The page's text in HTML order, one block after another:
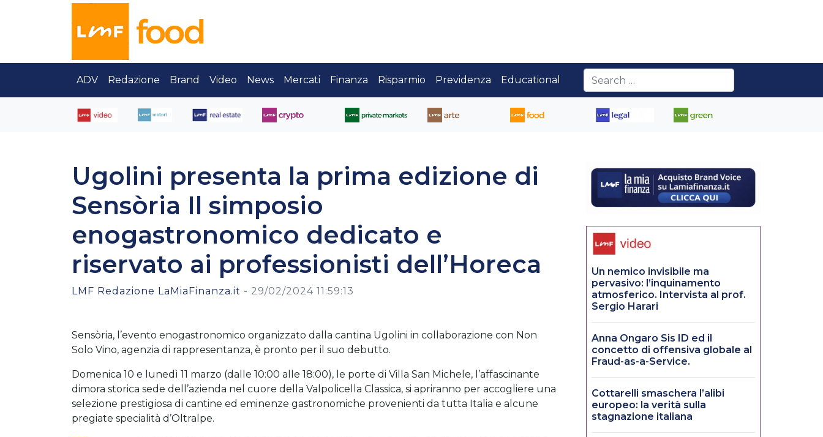
ADV Redazione Brand Video News Mercati Finanza Risparmio Previdenza Educational
Ugolini presenta la prima edizione di
Sensòria Il simposio
enogastronomico dedicato e
riservato ai professionisti dell’Horeca
LMF Redazione LaMiaFinanza.it - 29/02/2024 11:59:13
Sensòria, l’evento enogastronomico organizzato dalla cantina Ugolini in collaborazione con Non
Solo Vino, agenzia di rappresentanza, è pronto per il suo debutto.
Domenica 10 e lunedì 11 marzo (dalle 10:00 alle 18:00), le porte di Villa San Michele, l’affascinante
dimora storica sede dell’azienda nel cuore della Valpolicella Classica, si apriranno per accogliere una
selezione prestigiosa di cantine ed eminenze gastronomiche provenienti da tutta Italia e alcune
pregiate specialità d’Oltralpe.
Un nemico invisibile ma
pervasivo: l’inquinamento
atmosferico. Intervista al prof.
Sergio Harari
Anna Ongaro Sis ID ed il
concetto di offensiva globale al
Fraud-as-a-Service.
Cottarelli smaschera l’alibi
europeo: la verità sulla
stagnazione italiana